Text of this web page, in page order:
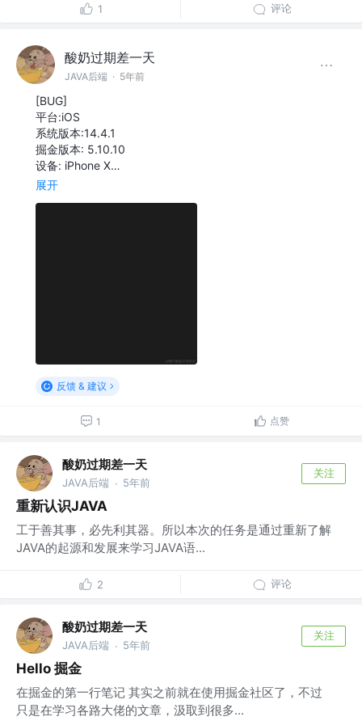
1 评论
酸奶过期差一天
JAVA后端 · 5年前
[BUG]
平台:iOS
系统版本:14.4.1
掘金版本: 5.10.10
设备: iPhone X…
展开
反馈 & 建议
1 点赞
酸奶过期差一天
JAVA后端 · 5年前
关注
重新认识JAVA
工于善其事，必先利其器。所以本次的任务是通过重新了解
JAVA的起源和发展来学习JAVA语...
2 评论
酸奶过期差一天
JAVA后端 · 5年前
关注
Hello 掘金
在掘金的第一行笔记 其实之前就在使用掘金社区了，不过
只是在学习各路大佬的文章，汲取到很多...